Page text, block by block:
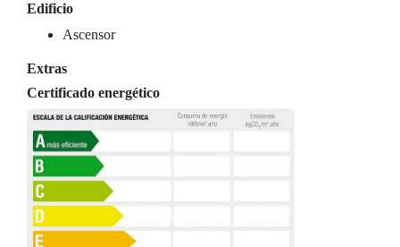
Edificio
Ascensor
Extras
Certificado energético